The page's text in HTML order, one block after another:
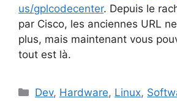
us/gplcodecenter. Depuis le
par Cisco, les anciennes URL
plus, mais maintenant vous
tout est là.
Catégories
Dev, Hardware, Linux,